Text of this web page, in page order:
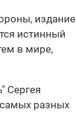
издание
истинный
в мире,
Сергея
разных